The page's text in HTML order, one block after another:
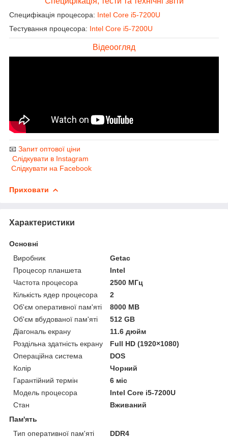
Специфікація процесора: Intel Core i5-7200U
Тестування процесора: Intel Core i5-7200U
Відеоогляд
📧 Запит оптової ціни
Слідкувати в Instagram
Слідкувати на Facebook
Приховати
Характеристики
Основні
Виробник
Getac
Процесор планшета
Intel
Частота процесора
2500 МГц
Кількість ядер процесора
2
Об'єм оперативної пам'яті
8000 MB
Об'єм вбудованої пам'яті
512 GB
Діагональ екрану
11.6 дюйм
Роздільна здатність екрану
Full HD (1920×1080)
Операційна система
DOS
Колір
Чорний
Гарантійний термін
6 міс
Модель процесора
Intel Core i5-7200U
Стан
Вживаний
Пам'ять
Тип оперативної пам'яті
DDR4